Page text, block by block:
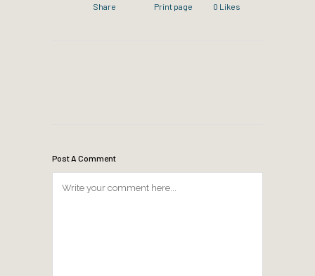
Share Print page 0 Likes
Post A Comment